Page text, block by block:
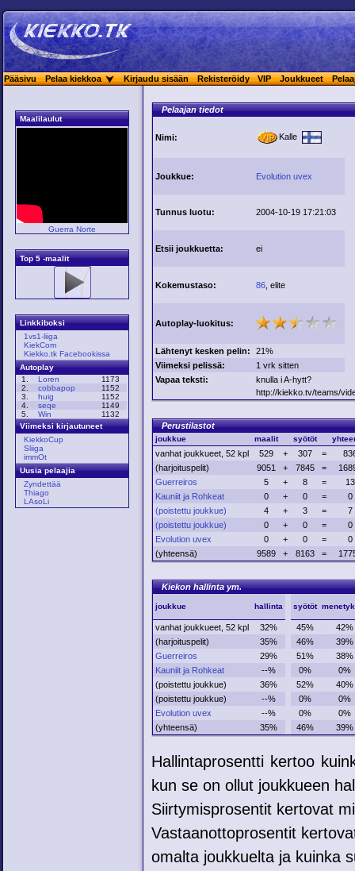
Pääsivu Pelaa kiekkoa Kirjaudu sisään Rekisteröidy VIP Joukkueet
Maalilaulut
Guerra Norte
Top 5 -maalit
Linkkiboksi
1vs1-liiga
KiekCom
Kiekko.tk Facebookissa
Autoplay
1.
Loren
1173
2.
cobbapop
1152
3.
huig
1152
4.
seqe
1149
5.
Win
1132
Viimeksi kirjautuneet
KiekkoCup
Sliiga
immOt
Uusia pelaajia
Zyndettää
Thiago
LAsoLi
Pelaajan tiedot
Nimi: Kalle
Joukkue: Evolution uvex
Tunnus luotu: 2004-10-19 17:21:03
Etsii joukkuetta: ei
Kokemustaso: 86 , elite
Autoplay-luokitus:
Lähtenyt kesken pelin:
21%
Viimeksi pelissä:
1 vrk sitten
Vapaa teksti:
knulla i A-hytt?
http://kiekko.tv/teams/
Perustilastot
joukkue maalit syötöt
vanhat joukkueet, 52 kpl 529 + 307 =
(harjoituspelit)
9051 + 7845 =
Guerreiros
5 + 8 =
13
Kauniit ja Rohkeat
0 + 0 =
0
(poistettu joukkue)
4 + 3 =
7
(poistettu joukkue)
0 + 0 =
0
Evolution uvex
0 + 0 =
0
(yhteensä)
9589 + 8163 =
Kiekon hallinta ym.
joukkue hallinta syötöt
vanhat joukkueet, 52 kpl 32% 45%
42%
(harjoituspelit)
35% 46%
39%
Guerreiros
29% 51%
38%
Kauniit ja Rohkeat
--% 0%
0%
(poistettu joukkue)
36% 52%
40%
(poistettu joukkue)
--% 0%
0%
Evolution uvex
--% 0%
0%
(yhteensä)
35% 46% 39%
Hallintaprosentti kertoo
kun se on ollut joukkueen
Siirtymisprosentit kertovat
Vastaanottoprosentit
omalta joukkuelta ja kuinka